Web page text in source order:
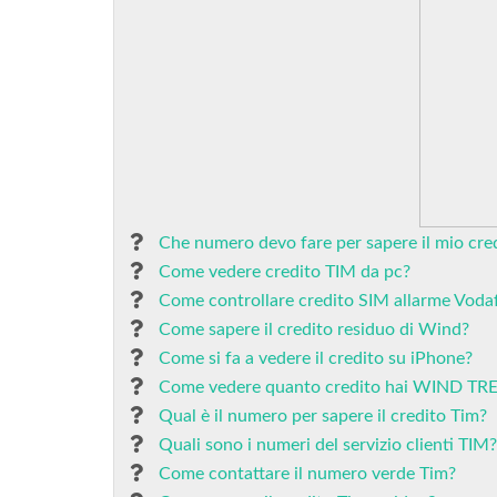
Che numero devo fare per sapere il mio
Come vedere credito TIM da pc?
Come controllare credito SIM allarme
Come sapere il credito residuo di Wind?
Come si fa a vedere il credito su iPhone?
Come vedere quanto credito hai WIND
Qual è il numero per sapere il credito Tim?
Quali sono i numeri del servizio clienti TIM?
Come contattare il numero verde Tim?